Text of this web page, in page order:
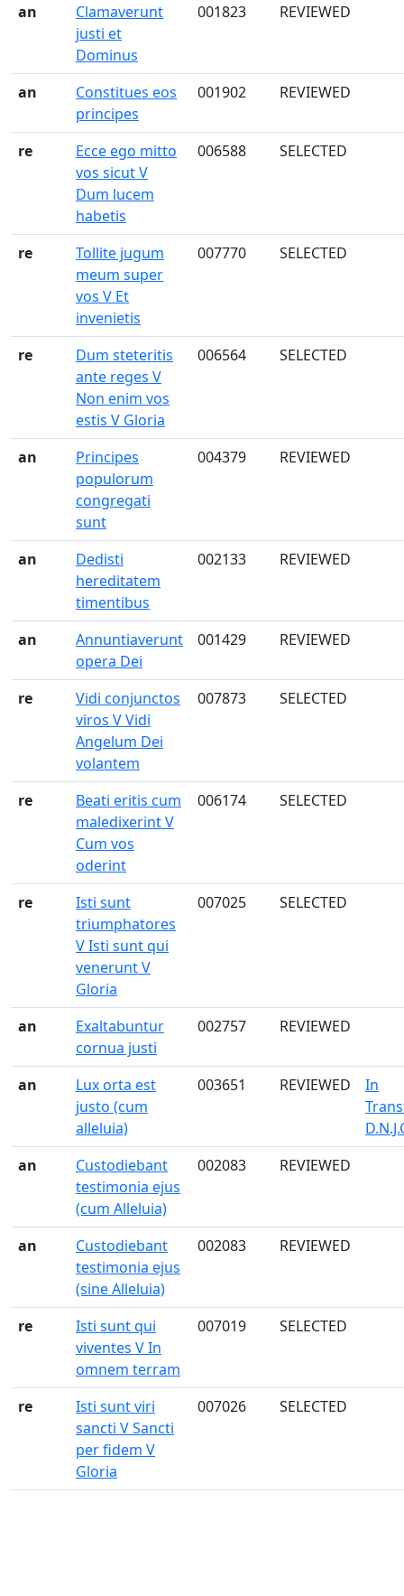
an
Clamaverunt
justi et
Dominus
001823 REVIEWED
an
Constitues eos
principes
001902 REVIEWED
re
Ecce ego mitto
vos sicut V
Dum lucem
habetis
006588 SELECTED
re
Tollite jugum
meum super
vos V Et
invenietis
007770 SELECTED
re
Dum steteritis
ante reges V
Non enim vos
estis V Gloria
006564 SELECTED
an
Principes
populorum
congregati
sunt
004379 REVIEWED
an
Dedisti
hereditatem
timentibus
002133 REVIEWED
an
Annuntiaverunt
opera Dei
001429 REVIEWED
re
Vidi conjunctos
viros V Vidi
Angelum Dei
volantem
007873 SELECTED
re
Beati eritis cum
maledixerint V
Cum vos
oderint
006174 SELECTED
re
Isti sunt
triumphatores
V Isti sunt qui
venerunt V
Gloria
007025 SELECTED
an
Exaltabuntur
cornua justi
002757 REVIEWED
an
Lux orta est
justo (cum
alleluia)
003651 REVIEWED
In
an
Custodiebant
testimonia ejus
(cum Alleluia)
002083 REVIEWED
an
Custodiebant
testimonia ejus
(sine Alleluia)
002083 REVIEWED
re
Isti sunt qui
viventes V In
omnem terram
007019 SELECTED
re
Isti sunt viri
sancti V Sancti
per fidem V
Gloria
007026 SELECTED